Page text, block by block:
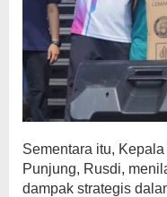
Sementara itu,
Punjung, Rusdi,
dampak strategis